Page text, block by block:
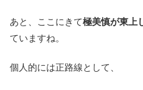
あと、ここにきて極美慎が東上
ていますね。
個人的には正路線として、